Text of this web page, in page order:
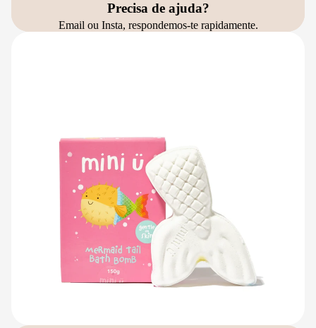
Precisa de ajuda?
Email ou Insta, respondemos-te rapidamente.